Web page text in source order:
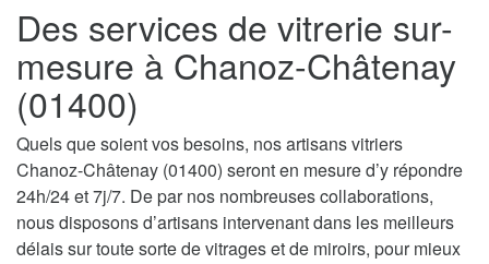
Des services de vitrerie sur-
mesure à Chanoz-Châtenay
(01400)
Quels que soient vos besoins, nos artisans vitriers
Chanoz-Châtenay (01400) seront en mesure d’y répondre
24h/24 et 7j/7. De par nos nombreuses collaborations,
nous disposons d’artisans intervenant dans les meilleurs
délais sur toute sorte de vitrages et de miroirs, pour mieux